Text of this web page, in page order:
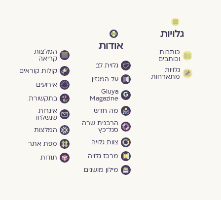
גלויות
כותבות
וכותבים
גלויות
מתארחות
אודות
גלוית לב
על המגזין
Gluya
Magazine
מה חדש
הרבנית שרה
סגל־כץ
צוות גלויה
מרכז גלויה
מילון מושגים
המלצות
קריאה
קולות קוראים
אירועים
בתקשורת
איגרות
שנשלחו
המלצות
מפת אתר
תודות